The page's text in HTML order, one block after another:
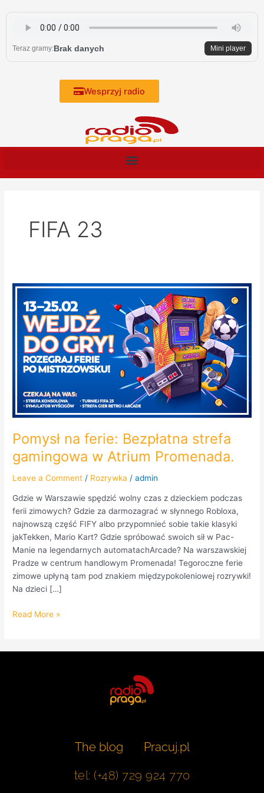
content
Teraz gramy:Brak danych Mini player
Wesprzyj radio
FIFA 23
Pomysł na ferie: Bezpłatna strefa
gamingowa w Atrium Promenada.
Leave a Comment / Rozrywka /admin
Gdzie w Warszawie spędzić wolny czas z dzieckiem podczas
ferii zimowych? Gdzie za darmozagrać w słynnego Robloxa,
najnowszą część FIFY albo przypomnieć sobie takie klasyki
jakTekken, Mario Kart? Gdzie spróbować swoich sił w Pac-
Manie na legendarnych automatachArcade? Na warszawskiej
Pradze w centrum handlowym Promenada! Tegoroczne ferie
zimowe upłyną tam pod znakiem międzypokoleniowej rozrywki!
Na dzieci […]
Pomysł
ferie:
Bezpłatna
strefa
gamingowa
Promenada.
Read More »
The blog
Pracuj.pl
tel: (+48) 729 924 770